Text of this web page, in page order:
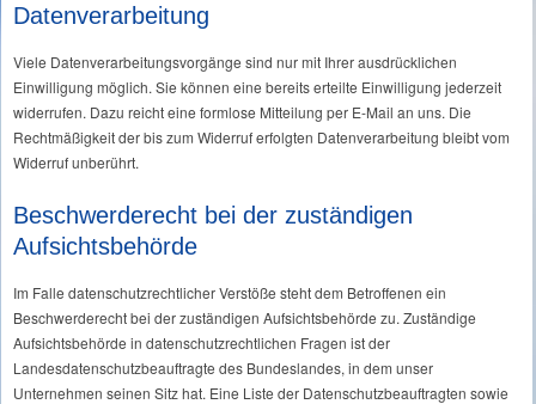
Datenverarbeitung
Viele Datenverarbeitungsvorgänge sind nur mit Ihrer ausdrücklichen
Einwilligung möglich. Sie können eine bereits erteilte Einwilligung jederzeit
widerrufen. Dazu reicht eine formlose Mitteilung per E-Mail an uns. Die
Rechtmäßigkeit der bis zum Widerruf erfolgten Datenverarbeitung bleibt vom
Widerruf unberührt.
Beschwerderecht bei der zuständigen
Aufsichtsbehörde
Im Falle datenschutzrechtlicher Verstöße steht dem Betroffenen ein
Beschwerderecht bei der zuständigen Aufsichtsbehörde zu. Zuständige
Aufsichtsbehörde in datenschutzrechtlichen Fragen ist der
Landesdatenschutzbeauftragte des Bundeslandes, in dem unser
Unternehmen seinen Sitz hat. Eine Liste der Datenschutzbeauftragten sowie